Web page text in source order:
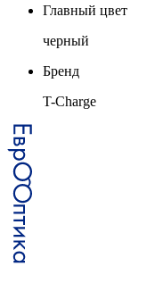
Главный цвет
черный
Бренд
T-Charge